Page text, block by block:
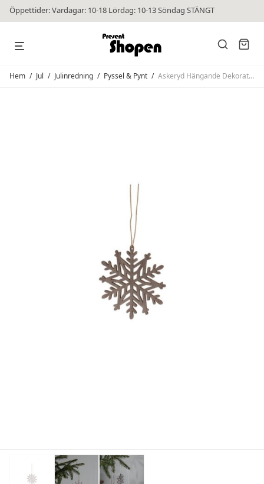
Öppettider: Vardagar: 10-18 Lördag: 10-13 Söndag STÄNGT
Hem / Jul / Julinredning / Pyssel & Pynt / Askeryd Hängande Dekoration Beige